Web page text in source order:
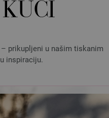
prikupljeni u našim tiskanim
inspiraciju.